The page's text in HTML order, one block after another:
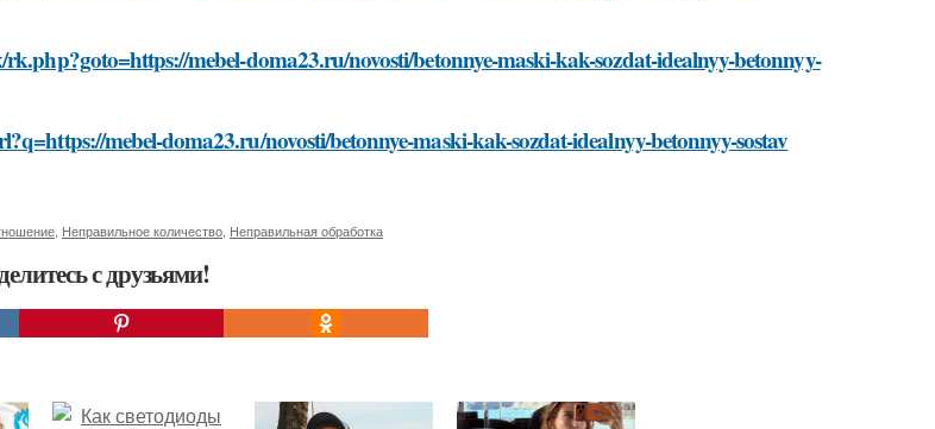
mebel-doma23.ru/novosti/betonnye-maski-kak-sozdat-idealnyy-betonnyy-
mebel-doma23.ru/novosti/betonnye-maski-kak-sozdat-idealnyy-betonnyy-sostav
Неправильное количество Неправильная обработка
с друзьями!